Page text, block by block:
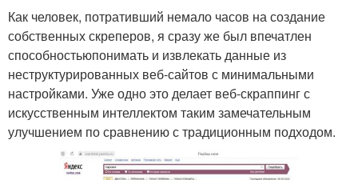
Как человек, потративший немало часов на создание
собственных скреперов, я сразу же был впечатлен
способностьюпонимать и извлекать данные из
неструктурированных веб-сайтов с минимальными
настройками. Уже одно это делает веб-скраппинг с
искусственным интеллектом таким замечательным
улучшением по сравнению с традиционным подходом.